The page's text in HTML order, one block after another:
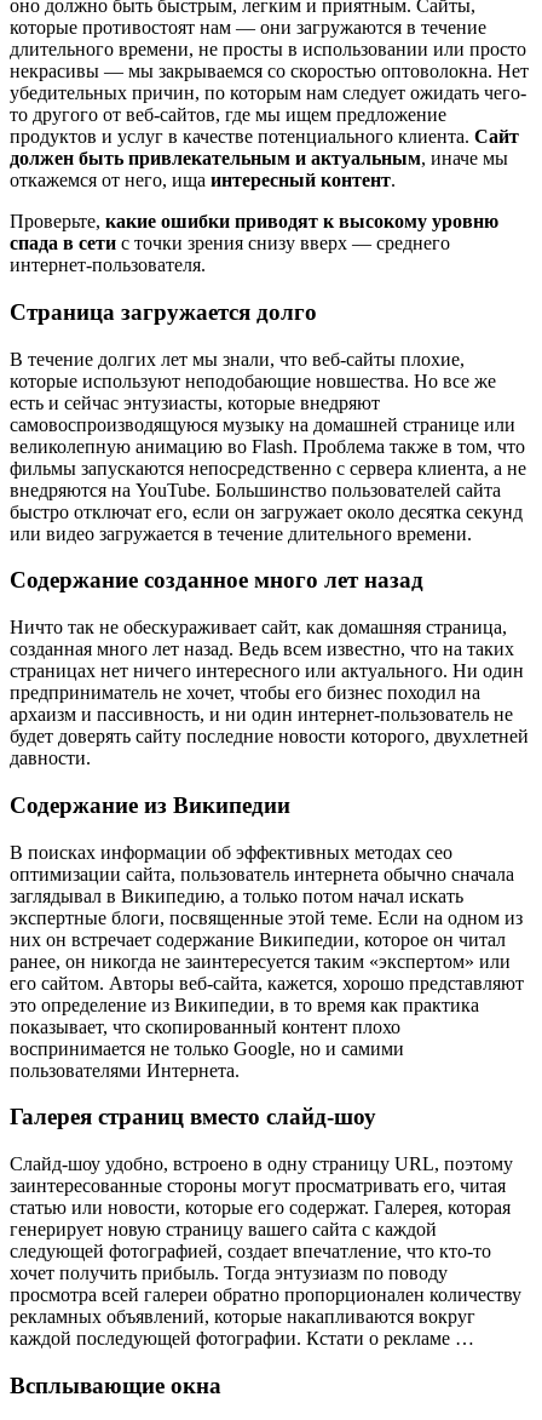
оно должно быть быстрым, легким и приятным. Сайты,
которые противостоят нам — они загружаются в течение
длительного времени, не просты в использовании или просто
некрасивы — мы закрываемся со скоростью оптоволокна. Нет
убедительных причин, по которым нам следует ожидать чего-
то другого от веб-сайтов, где мы ищем предложение
продуктов и услуг в качестве потенциального клиента. Сайт
должен быть привлекательным и актуальным, иначе мы
откажемся от него, ища интересный контент.
Проверьте, какие ошибки приводят к высокому уровню
спада в сети с точки зрения снизу вверх — среднего
интернет-пользователя.
Страница загружается долго
В течение долгих лет мы знали, что веб-сайты плохие,
которые используют неподобающие новшества. Но все же
есть и сейчас энтузиасты, которые внедряют
самовоспроизводящуюся музыку на домашней странице или
великолепную анимацию во Flash. Проблема также в том, что
фильмы запускаются непосредственно с сервера клиента, а не
внедряются на YouTube. Большинство пользователей сайта
быстро отключат его, если он загружает около десятка секунд
или видео загружается в течение длительного времени.
Содержание созданное много лет назад
Ничто так не обескураживает сайт, как домашняя страница,
созданная много лет назад. Ведь всем известно, что на таких
страницах нет ничего интересного или актуального. Ни один
предприниматель не хочет, чтобы его бизнес походил на
архаизм и пассивность, и ни один интернет-пользователь не
будет доверять сайту последние новости которого, двухлетней
давности.
Содержание из Википедии
В поисках информации об эффективных методах сео
оптимизации сайта, пользователь интернета обычно сначала
заглядывал в Википедию, а только потом начал искать
экспертные блоги, посвященные этой теме. Если на одном из
них он встречает содержание Википедии, которое он читал
ранее, он никогда не заинтересуется таким «экспертом» или
его сайтом. Авторы веб-сайта, кажется, хорошо представляют
это определение из Википедии, в то время как практика
показывает, что скопированный контент плохо
воспринимается не только Google, но и самими
пользователями Интернета.
Галерея страниц вместо слайд-шоу
Слайд-шоу удобно, встроено в одну страницу URL, поэтому
заинтересованные стороны могут просматривать его, читая
статью или новости, которые его содержат. Галерея, которая
генерирует новую страницу вашего сайта с каждой
следующей фотографией, создает впечатление, что кто-то
хочет получить прибыль. Тогда энтузиазм по поводу
просмотра всей галереи обратно пропорционален количеству
рекламных объявлений, которые накапливаются вокруг
каждой последующей фотографии. Кстати о рекламе …
Всплывающие окна